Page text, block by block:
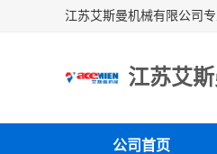
江苏艾
公司首页